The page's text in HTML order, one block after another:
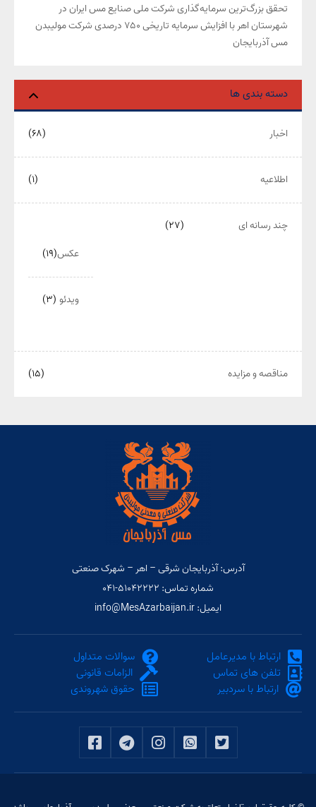
تحقق بزرگ‌ترین سرمایه‌گذاری شرکت ملی صنایع مس ایران در
شهرستان اهر با افزایش سرمایه تاریخی ۷۵۰ درصدی شرکت مولیبدن
مس آذربایجان
دسته بندی ها
اخبار (۶۸)
اطلاعیه (۱)
چند رسانه ای
(۲۷)
عکس(۱۹)
ویدئو (۳)
مناقصه و مزایده (۱۵)
آدرس: آذربایجان شرقی – اهر – شهرک صنعتی
شماره تماس: ۵۱۰۴۲۲۲۲-۰۴۱
ایمیل: info@MesAzarbaijan.ir
ارتباط با مدیرعامل
تلفن های تماس
ارتباط با سردبیر
سوالات متداول
الزامات قانونی
حقوق شهروندی